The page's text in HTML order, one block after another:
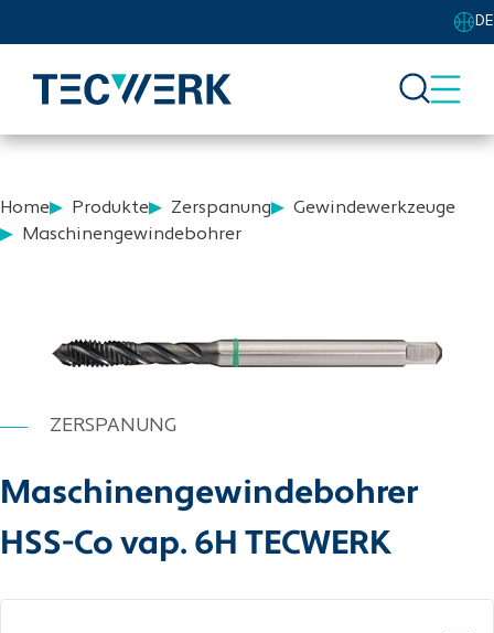
DE
Home Produkte Zerspanung
Gewindewerkzeuge
Maschinengewindebohrer
ZERSPANUNG
Maschinengewindebohrer
HSS-Co vap. 6H TECWERK